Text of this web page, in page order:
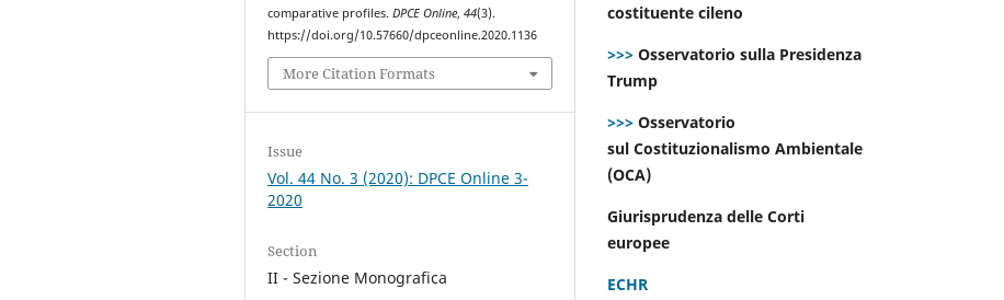
comparative profiles.DPCE Online,44(3).
https://doi.org/10.57660/dpceonline.2020.1136
More Citation Formats
Issue
Vol. 44 No. 3 (2020): DPCE Online 3-
2020
Section
II - Sezione Monografica
costituente cileno
>>> Osservatorio sulla Presidenza
Trump
>>> Osservatorio
sul Costituzionalismo Ambientale
(OCA)
Giurisprudenza delle Corti
europee
ECHR